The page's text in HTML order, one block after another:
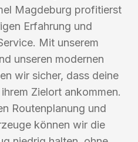
Magdeburg profitierst
Erfahrung und
Mit unserem
unseren modernen
wir sicher, dass deine
Zielort ankommen.
Routenplanung und
können wir die